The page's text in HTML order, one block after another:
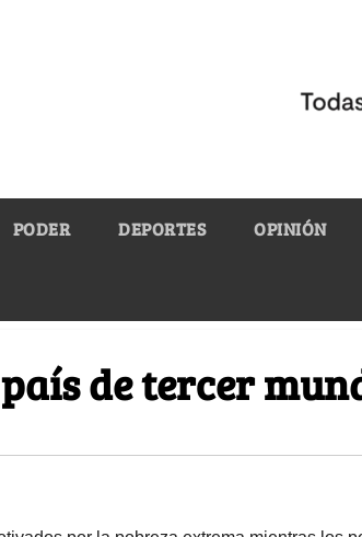
PODER DEPORTES OPINIÓN
de tercer